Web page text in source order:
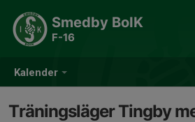
Kalender
Smedby BoIK
F-16
Träningsläger Tingby